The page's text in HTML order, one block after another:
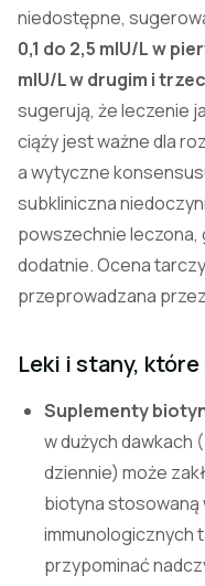
niedostępne,
0,1 do 2,5 mIU/Lw
mIU/L w drugim i
sugerują, że leczenie
ciąży jest ważne dla
a wytyczne
subkliniczna
powszechnie leczona,
dodatnie. Ocena
przeprowadzana
Leki i stany,
Suplementy
w dużych dawkach
dziennie) może
biotyna stosowaną
immunologicznych
przypominać